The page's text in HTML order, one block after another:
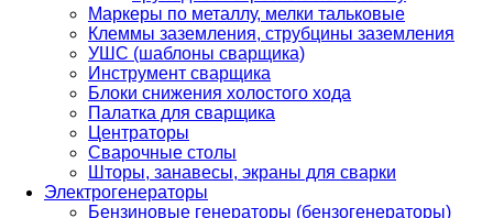
Маркеры по металлу, мелки тальковые
Клеммы заземления, струбцины заземления
УШС (шаблоны сварщика)
Инструмент сварщика
Блоки снижения холостого хода
Палатка для сварщика
Центраторы
Сварочные столы
Шторы, занавесы, экраны для сварки
Электрогенераторы
Бензиновые генераторы (бензогенераторы)